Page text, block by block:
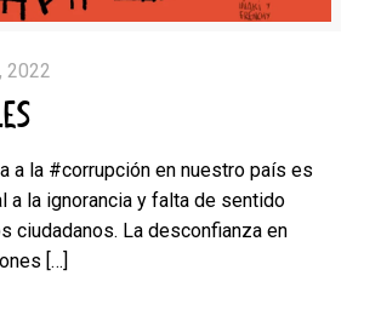
2022
a la #corrupción en nuestro país es
a la ignorancia y falta de sentido
ciudadanos. La desconfianza en
[…]